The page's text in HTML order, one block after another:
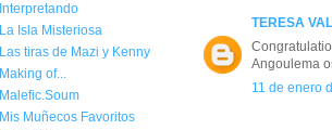
TERESA
Angoulema
11 de enero
Interpretando
La Isla Misteriosa
Las tiras de Mazi y Kenny
Making of...
Malefic.Soum
Mis Muñecos Favoritos